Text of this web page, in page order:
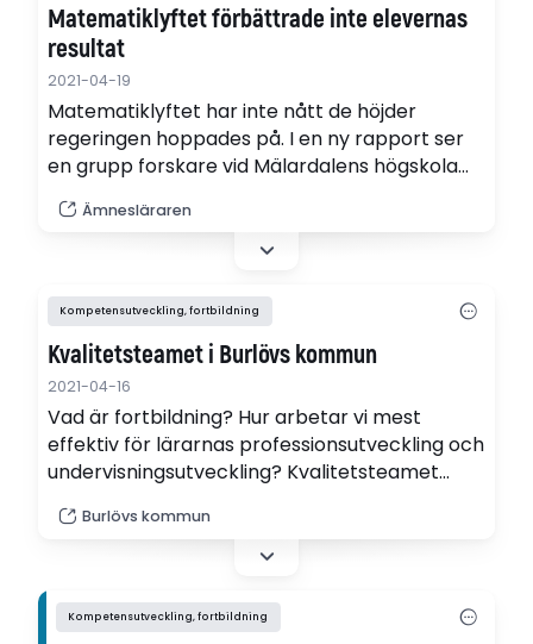
Matematiklyftet förbättrade inte elevernas
resultat
2021-04-19
Matematiklyftet har inte nått de höjder
regeringen hoppades på. I en ny rapport ser
en grupp forskare vid Mälardalens högskola
lärare har deltagit i fortbildningssatsningen
och de som inte deltagit.
Ämnesläraren
Kompetensutveckling, fortbildning
Kvalitetsteamet i Burlövs kommun
2021-04-16
Vad är fortbildning? Hur arbetar vi mest
effektiv för lärarnas professionsutveckling och
undervisningsutveckling? Kvalitetsteamet
våra grundskolor och förskolor. Arbetet utgår
alltid ifrån skolenheternas systematiska
sina utvecklingsområden.
Burlövs kommun
Kompetensutveckling, fortbildning